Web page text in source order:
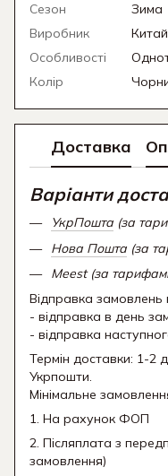
Сезон
Зима
Виробник
Китай
Особливості
Колір
Доставка
Варіанти
УкрПошта (за
Нова Пошта (за
Meest (за
Відправка
- відправка в день
- відправка
Термін доставки: 1-2
Укрпошти.
Мінімальне
1. На рахунок ФОП
2. Післяплата з
замовлення)